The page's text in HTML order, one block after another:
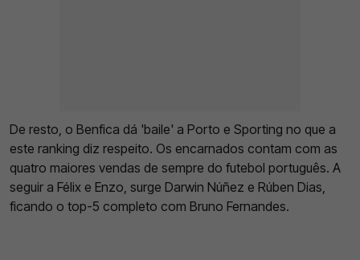
De resto, o Benfica dá 'baile' a Porto e Sporting no que a
este ranking diz respeito. Os encarnados contam com as
quatro maiores vendas de sempre do futebol português. A
seguir a Félix e Enzo, surge Darwin Núñez e Rúben Dias,
ficando o top-5 completo com Bruno Fernandes.